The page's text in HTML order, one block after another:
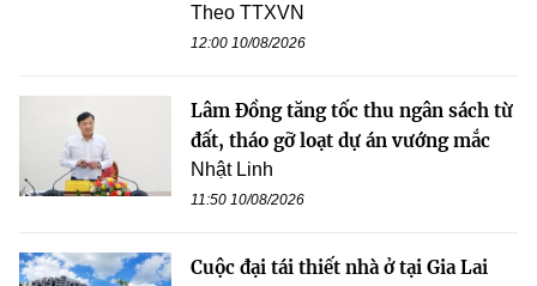
Theo TTXVN
12:00 10/08/2026
Lâm Đồng tăng tốc thu ngân sách từ
đất, tháo gỡ loạt dự án vướng mắc
Nhật Linh
11:50 10/08/2026
Cuộc đại tái thiết nhà ở tại Gia Lai